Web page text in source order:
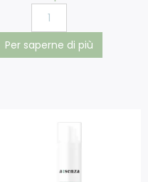
Per saperne di più